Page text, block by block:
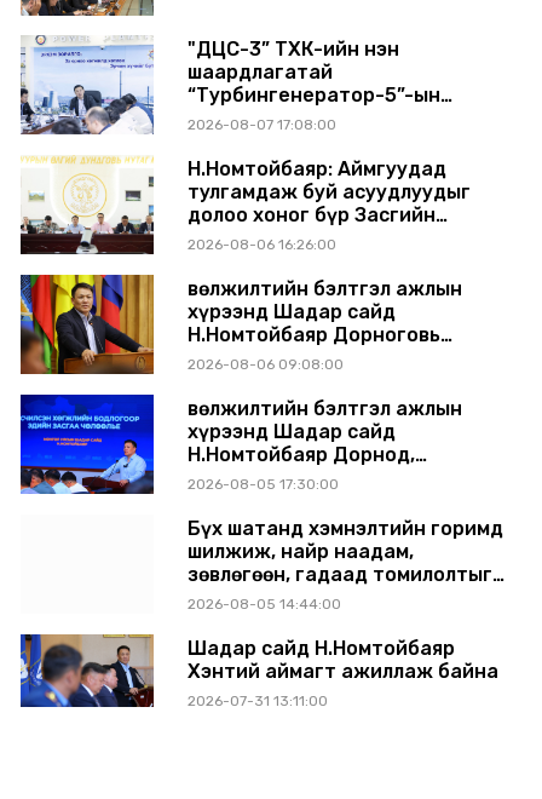
"ДЦС-3” ТӨХК-ийн нэн
шаардлагатай
“Турбингенератор-5”-ын
шинэчлэлийн төсвийг
2026-08-07 17:08:00
Н.Номтойбаяр: Аймгуудад
тулгамдаж буй асуудлуудыг
долоо хоног бүр Засгийн
газрын хуралдаанд
2026-08-06 16:26:00
Өвөлжилтийн бэлтгэл ажлын
хүрээнд Шадар сайд
Н.Номтойбаяр Дорноговь
аймагт ажиллав
2026-08-06 09:08:00
Өвөлжилтийн бэлтгэл ажлын
хүрээнд Шадар сайд
Н.Номтойбаяр Дорнод,
Сүхбаатар аймагт ажиллав
2026-08-05 17:30:00
Бүх шатанд хэмнэлтийн горимд
шилжиж, найр наадам,
зөвлөгөөн, гадаад томилолтыг
хориглолоо
2026-08-05 14:44:00
Шадар сайд Н.Номтойбаяр
Хэнтий аймагт ажиллаж байна
2026-07-31 13:11:00